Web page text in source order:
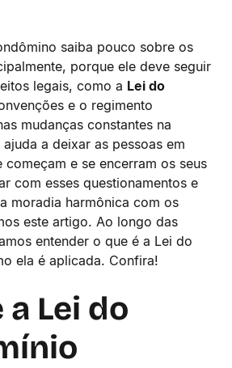
saiba pouco sobre os
porque ele deve seguir
legais, como a Lei do
e o regimento
mudanças constantes na
a deixar as pessoas em
e se encerram os seus
com esses questionamentos e
moradia harmônica com os
este artigo. Ao longo das
entender o que é a Lei do
ela é aplicada. Confira!
a Lei do